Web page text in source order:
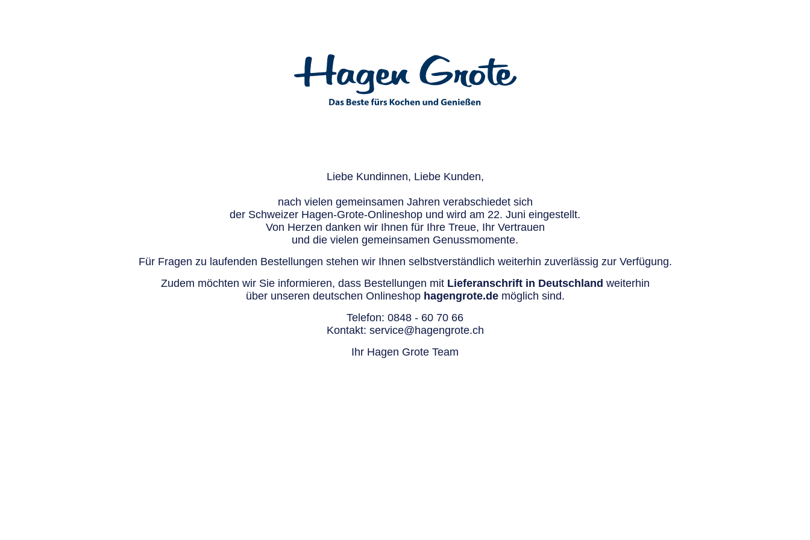
Liebe Kundinnen, Liebe Kunden,
nach vielen gemeinsamen Jahren verabschiedet sich
der Schweizer Hagen-Grote-Onlineshop und wird am 22. Juni eingestellt.
Von Herzen danken wir Ihnen für Ihre Treue, Ihr Vertrauen
und die vielen gemeinsamen Genussmomente.
Für Fragen zu laufenden Bestellungen stehen wir Ihnen selbstverständlich weiterhin zuverlässig zur Verfügung.
Zudem möchten wir Sie informieren, dass Bestellungen mit Lieferanschrift in Deutschland weiterhin
über unseren deutschen Onlineshop hagengrote.demöglich sind.
Telefon: 0848 - 60 70 66
Kontakt: service@hagengrote.ch
Ihr Hagen Grote Team